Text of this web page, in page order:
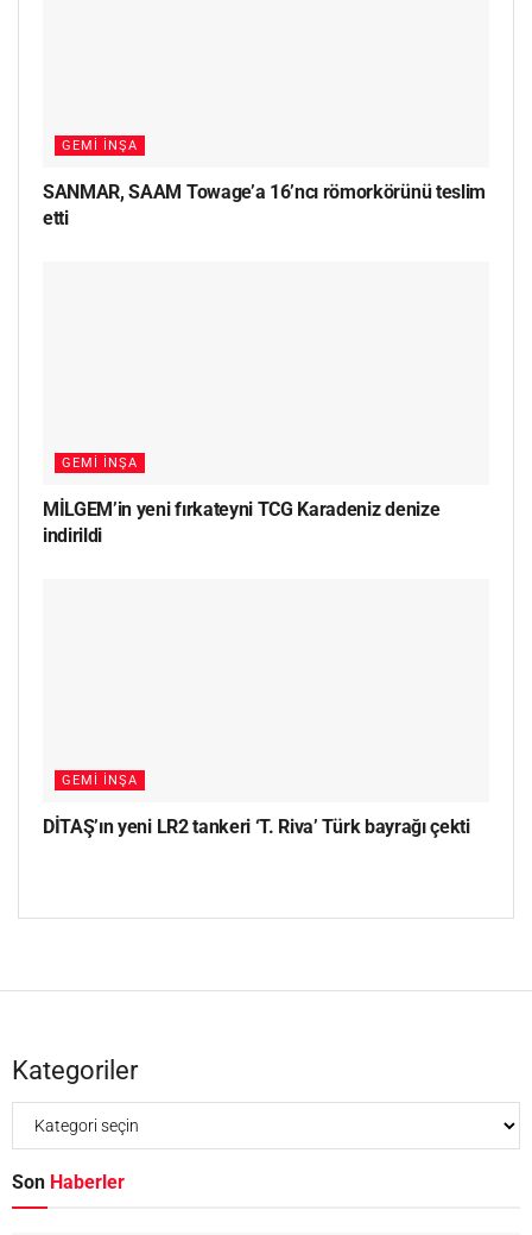
GEMI İNŞA
SANMAR, SAAM Towage’a 16’ncı römorkörünü teslim
etti
GEMI İNŞA
MİLGEM’in yeni fırkateyni TCG Karadeniz denize
indirildi
GEMI İNŞA
DİTAŞ’ın yeni LR2 tankeri ‘T. Riva’ Türk bayrağı çekti
Kategoriler
Son Haberler